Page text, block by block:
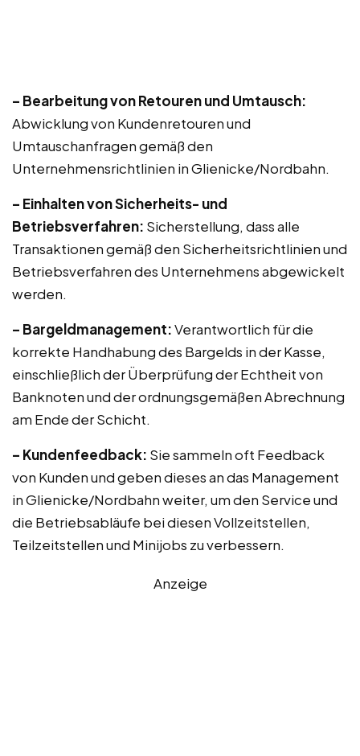
– Bearbeitung von Retouren und Umtausch:
Abwicklung von Kundenretouren und
Umtauschanfragen gemäß den
Unternehmensrichtlinien in Glienicke/Nordbahn.
– Einhalten von Sicherheits- und
Betriebsverfahren: Sicherstellung, dass alle
Transaktionen gemäß den Sicherheitsrichtlinien und
Betriebsverfahren des Unternehmens abgewickelt
werden.
– Bargeldmanagement:Verantwortlich für die
korrekte Handhabung des Bargelds in der Kasse,
einschließlich der Überprüfung der Echtheit von
Banknoten und der ordnungsgemäßen Abrechnung
am Ende der Schicht.
– Kundenfeedback: Sie sammeln oft Feedback
von Kunden und geben dieses an das Management
in Glienicke/Nordbahn weiter, um den Service und
die Betriebsabläufe bei diesen Vollzeitstellen,
Teilzeitstellen und Minijobs zu verbessern.
Anzeige